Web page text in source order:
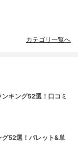
カテゴリ一覧へ
キング52選！口コミ
グ52選！パレット&単